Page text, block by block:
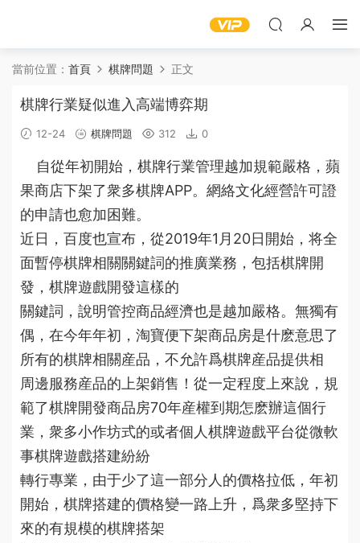
當前位置： 首頁 棋牌問題 正文
棋牌行業疑似進入高端博弈期
12-24 棋牌問題 312 0
自從年初開始，棋牌行業管理越加規範嚴格，蘋
果商店下架了衆多棋牌APP。網絡文化經營許可證
的申請也愈加困難。
近日，百度也宣布，從2019年1月20日開始，将全
面暫停棋牌相關關鍵詞的推廣業務，包括棋牌開
發， 棋牌遊戲開發這樣的
關鍵詞，說明管控商品經濟也是越加嚴格。無獨有
偶，在今年年初， 淘寶便下架商品房是什麽意思了
所有的棋牌相關産品，不允許爲棋牌産品提供相
周邊服務産品的上架銷售！從一定程度上來說，規
範了棋牌開發商品房70年産權到期怎麽辦這個行
業，衆多小作坊式的或者個人棋牌遊戲平台從微軟
事棋牌遊戲搭建紛紛
轉行專業，由于少了這一部分人的價格拉低，年初
開始，棋牌搭建的價格變一路上升，爲衆多堅持下
來的有規模的棋牌搭架